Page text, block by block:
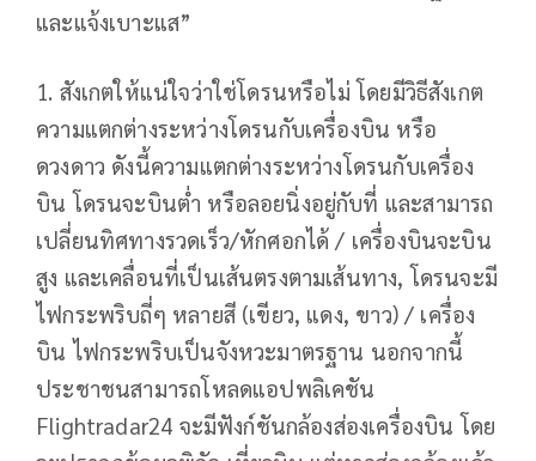
และแจ้งเบาะแส”
1. สังเกตให้แน่ใจว่าใช่โดรนหรือไม่ โดยมีวิธีสังเกต
ความแตกต่างระหว่างโดรนกับเครื่องบิน หรือ
ดวงดาว ดังนี้ความแตกต่างระหว่างโดรนกับเครื่อง
บิน โดรนจะบินต่ำ หรือลอยนิ่งอยู่กับที่ และสามารถ
เปลี่ยนทิศทางรวดเร็ว/หักศอกได้ / เครื่องบินจะบิน
สูง และเคลื่อนที่เป็นเส้นตรงตามเส้นทาง, โดรนจะมี
ไฟกระพริบถี่ๆ หลายสี (เขียว, แดง, ขาว) / เครื่อง
บิน ไฟกระพริบเป็นจังหวะมาตรฐาน นอกจากนี้
ประชาชนสามารถโหลดแอปพลิเคชัน
Flightradar24 จะมีฟังก์ชันกล้องส่องเครื่องบิน โดย